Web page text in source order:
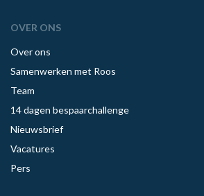
OVER ONS
Over ons
Samenwerken met Roos
Team
14 dagen bespaarchallenge
Nieuwsbrief
Vacatures
Pers